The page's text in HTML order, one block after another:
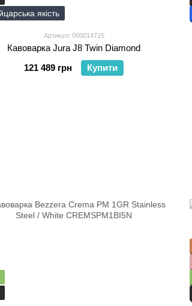
якість
Артикул: 000014715
Кавоварка Jura J8 Twin Diamond
121 489 грн
Купити